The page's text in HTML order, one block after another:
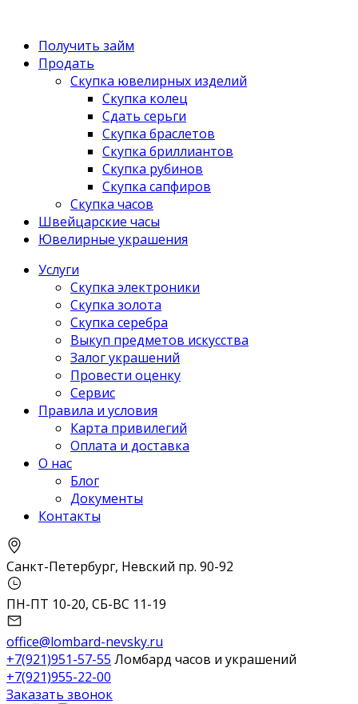
Получить займ
Продать
Скупка ювелирных изделий
Скупка колец
Сдать серьги
Скупка браслетов
Скупка бриллиантов
Скупка рубинов
Скупка сапфиров
Скупка часов
Швейцарские часы
Ювелирные украшения
Услуги
Скупка электроники
Скупка золота
Скупка серебра
Выкуп предметов искусства
Залог украшений
Провести оценку
Сервис
Правила и условия
Карта привилегий
Оплата и доставка
О нас
Блог
Документы
Контакты
Санкт-Петербург, Невский пр. 90-92
ПН-ПТ 10-20, СБ-ВС 11-19
office@lombard-nevsky.ru
+7(921)951-57-55 Ломбард часов и украшений
+7(921)955-22-00
Заказать звонок